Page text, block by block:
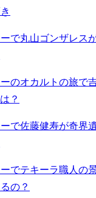
で丸山ゴンザレス
のオカルトの旅で
？
で佐藤健寿が奇界
でテキーラ職人の
の？